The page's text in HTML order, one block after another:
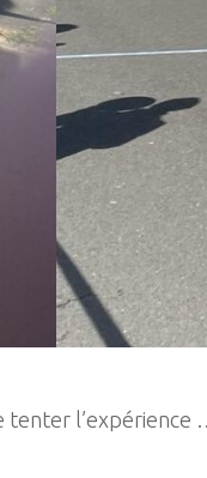
tenter l’expérience …